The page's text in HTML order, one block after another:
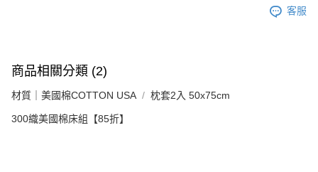
客服
商品相關分類 (2)
材質｜美國棉COTTON USA 枕套2入 50x75cm
300織美國棉床組【85折】